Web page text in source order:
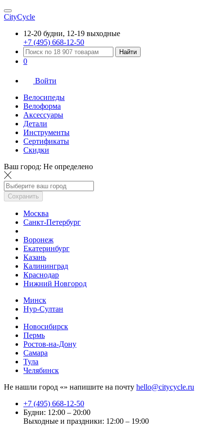
CityCycle
12-20 будни, 12-19 выходные
+7 (495) 668-12-50
Найти
0
Войти
Велосипеды
Велоформа
Аксессуары
Детали
Инструменты
Сертификаты
Скидки
Ваш город: Не определено
Сохранить
Москва
Санкт-Петербург
Воронеж
Екатеринбург
Казань
Калининград
Краснодар
Нижний Новгород
Минск
Нур-Султан
Новосибирск
Пермь
Ростов-на-Дону
Самара
Тула
Челябинск
Не нашли город «» напишите на почту hello@citycycle.ru
+7 (495) 668-12-50
Будни: 12:00 – 20:00
Выходные и праздники: 12:00 – 19:00